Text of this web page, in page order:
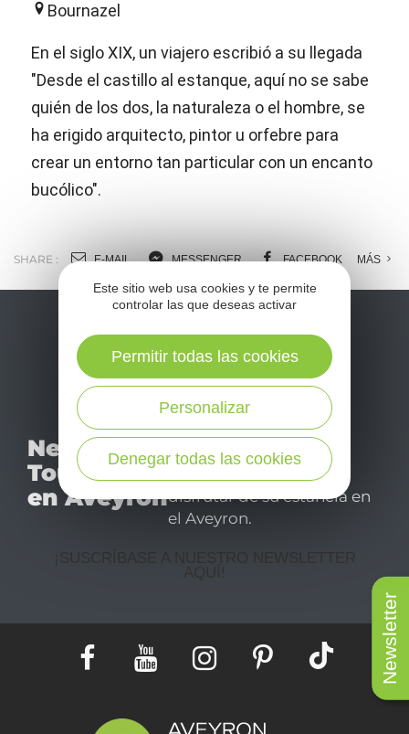
Newsletter
Bournazel
En el siglo XIX, un viajero escribió a su llegada
"Desde el castillo al estanque, aquí no se sabe
quién de los dos, la naturaleza o el hombre, se
ha erigido arquitecto, pintor u orfebre para
crear un entorno tan particular con un encanto
bucólico".
SHARE : E-MAIL MESSENGER FACEBOOK MÁS
Newsletter
Tourismo
en Aveyron
No se pierda nuestro
mensual newsletter y
déjese inspirar para
disfrutar de su estancia en
el Aveyron.
¡SUSCRÍBASE A NUESTRO NEWSLETTER
AQUÍ!
Este sitio web usa cookies y te permite
controlar las que deseas activar
Denegar todas las cookies
Personalizar
Permitir todas las cookies